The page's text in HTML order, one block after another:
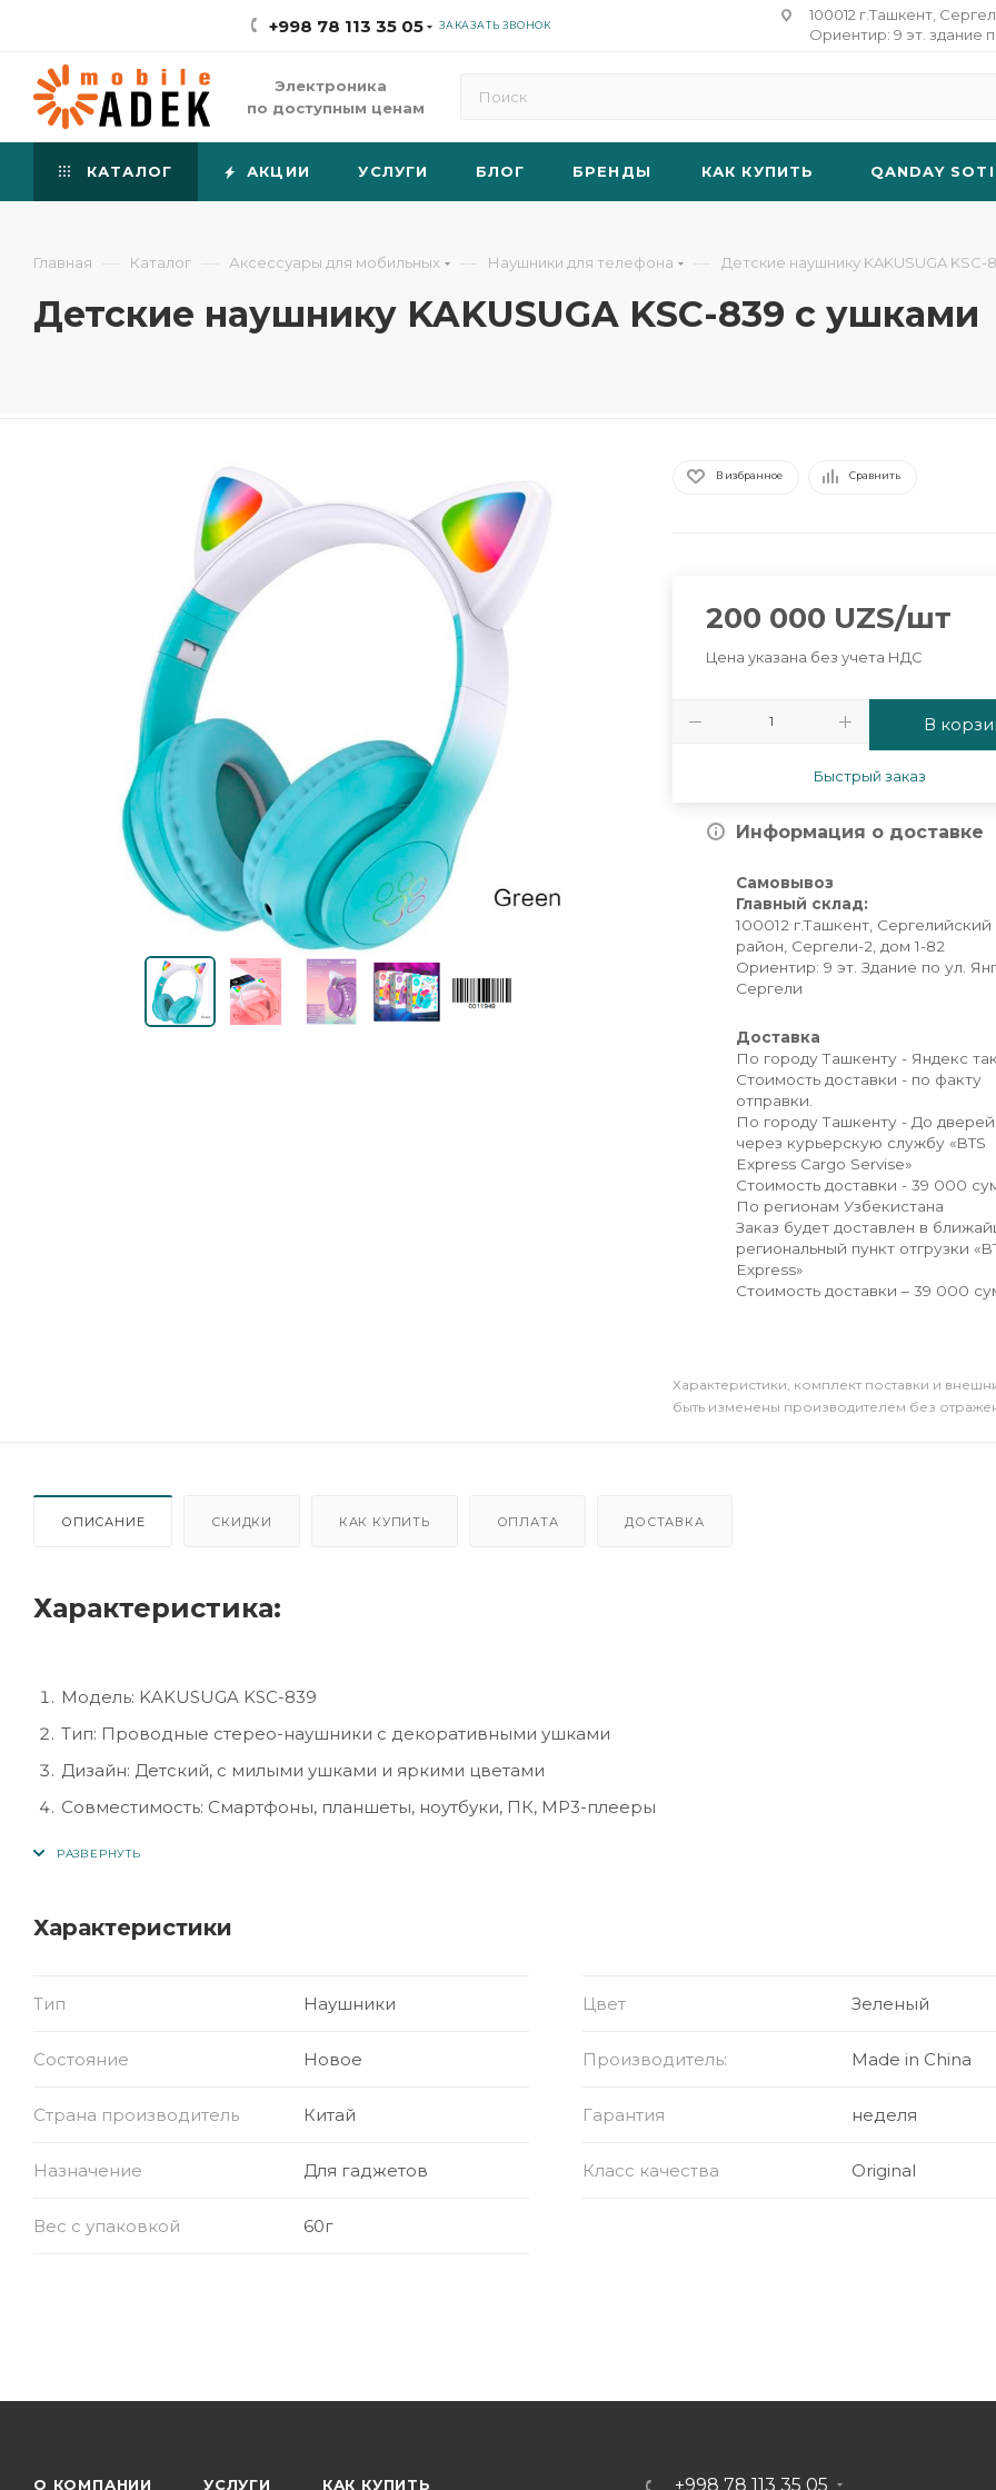
+998 78 113 35 05 ЗАКАЗАТЬ ЗВОНОК
100012 г.Ташкент,
Ориентир: 9 эт. здание
Электроника
по доступным ценам
КАТАЛОГ АКЦИИ УСЛУГИ БЛОГ БРЕНДЫ КАК КУПИТЬ QANDAY
Главная — Каталог — Аксессуары для мобильных — Наушники для телефона — Детские наушнику KAKUSUGA KSC-
Детские наушнику KAKUSUGA KSC-839 с ушками
В избранное Сравнить
200 000 UZS/шт
Цена указана без учета НДС
В
Быстрый заказ
Информация о доставке
Самовывоз
Главный склад:
100012 г.Ташкент, Сергелийский
район, Сергели-2, дом 1-82
Ориентир: 9 эт. Здание по ул.
Сергели
Доставка
По городу Ташкенту - Яндекс
Стоимость доставки - по факту
отправки.
По городу Ташкенту - До дверей
через курьерскую службу «BTS
Express Cargo Servise»
Стоимость доставки - 39 000
По регионам Узбекистана
Заказ будет доставлен в
региональный пункт отгрузки
Express»
Стоимость доставки – 39 000
Xарактеристики, комплект поставки и
быть изменены производителем без
ОПИСАНИЕ СКИДКИ КАК КУПИТЬ ОПЛАТА ДОСТАВКА
Характеристика:
Модель: KAKUSUGA KSC-839
Тип: Проводные стерео-наушники с декоративными ушками
Дизайн: Детский, с милыми ушками и яркими цветами
Совместимость: Смартфоны, планшеты, ноутбуки, ПК, MP3-плееры
Функции:
Характеристики
Тип Наушники Цвет Зеленый
Состояние Новое Производитель: Made in China
Страна производитель Китай Гарантия неделя
Назначение Для гаджетов Класс качества Original
Вес с упаковкой 60г
О КОМПАНИИ УСЛУГИ КАК КУПИТЬ +998 78 113 35 05